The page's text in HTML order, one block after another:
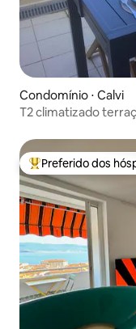
Condomínio ⋅ Calvi
T2 climatizado
Entre os melhores
Preferido dos